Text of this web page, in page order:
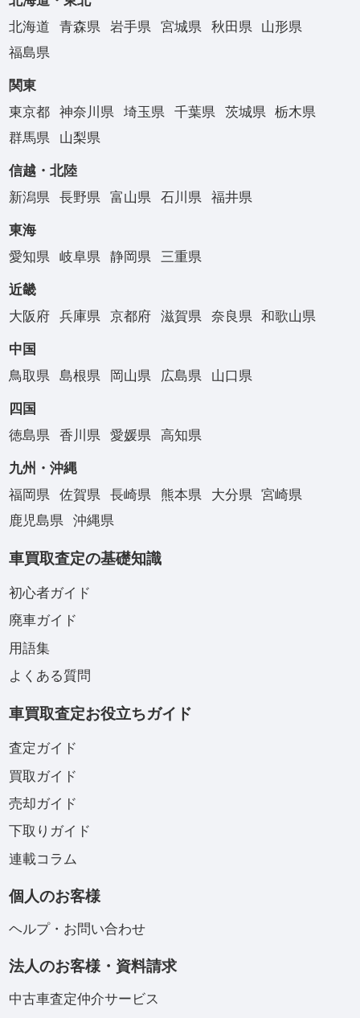
北海道
青森県 岩手県 宮城県 秋田県
山形県
福島県
関東
東京都
神奈川県 埼玉県 千葉県 茨城県
栃木県
群馬県
山梨県
信越・北陸
新潟県
長野県 富山県 石川県 福井県
東海
愛知県
岐阜県 静岡県 三重県
近畿
大阪府
兵庫県 京都府 滋賀県 奈良県 和歌山県
中国
鳥取県
島根県 岡山県 広島県 山口県
四国
徳島県
香川県 愛媛県 高知県
九州・沖縄
福岡県
佐賀県 長崎県 熊本県 大分県
宮崎県
鹿児島県
沖縄県
車買取査定の基礎知識
初心者ガイド
廃車ガイド
用語集
よくある質問
車買取査定お役立ちガイド
査定ガイド
買取ガイド
売却ガイド
下取りガイド
連載コラム
個人のお客様
ヘルプ・お問い合わせ
法人のお客様・資料請求
中古車査定仲介サービス